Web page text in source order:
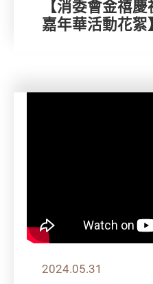
【消委會金禧
嘉年華活動花絮】
2024.05.31